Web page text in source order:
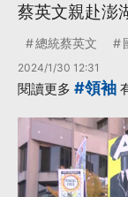
蔡英文親赴澎
總統蔡英文
2024/1/30 12:31
閱讀更多 #領袖